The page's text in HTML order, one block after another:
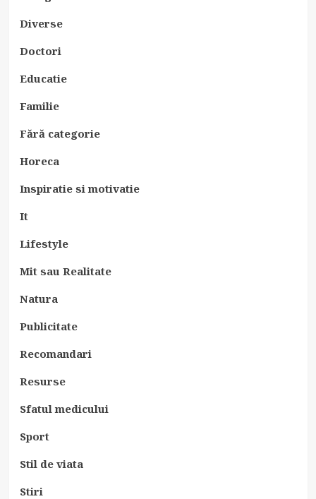
Diverse
Doctori
Educatie
Familie
Fără categorie
Horeca
Inspiratie si motivatie
It
Lifestyle
Mit sau Realitate
Natura
Publicitate
Recomandari
Resurse
Sfatul medicului
Sport
Stil de viata
Stiri